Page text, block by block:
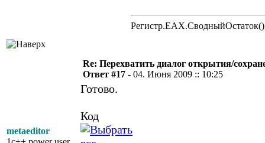
Регистр.EAX.СводныйОстаток()
metaeditor
Re: Перехватить диалог открытия/
Ответ #17 - 04. Июня 2009 :: 10:25
Готово.
Код